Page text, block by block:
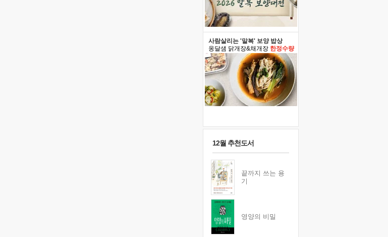
사람살리는 '말복' 보양 밥상
옹달샘 닭개장&채개장 한정수량
12월 추천도서
끝까지 쓰는 용
기
영양의 비밀